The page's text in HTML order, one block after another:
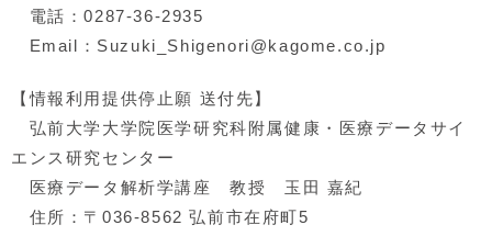
電話：0287-36-2935
Email：Suzuki_Shigenori@kagome.co.jp
【情報利用提供停止願 送付先】
弘前大学大学院医学研究科附属健康・医療データサイ
エンス研究センター
医療データ解析学講座 教授 玉田 嘉紀
住所：〒036-8562 弘前市在府町5